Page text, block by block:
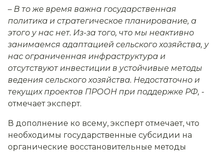
– В то же время важна государственная
политика и стратегическое планирование, а
этого у нас нет. Из-за того, что мы неактивно
занимаемся адаптацией сельского хозяйства, у
нас ограниченная инфраструктура и
отсутствуют инвестиции в устойчивые методы
ведения сельского хозяйства. Недостаточно и
текущих проектов ПРООН при поддержке РФ, -
отмечает эксперт.
В дополнение ко всему, эксперт отмечает, что
необходимы государственные субсидии на
органические восстановительные методы